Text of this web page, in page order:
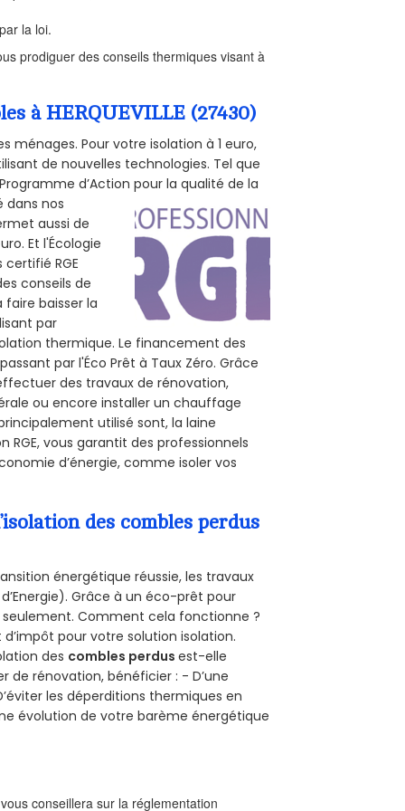
la loi.
prodiguer des conseils thermiques visant à
à HERQUEVILLE (27430)
ménages. Pour votre isolation à 1 euro,
de nouvelles technologies. Tel que
d’Action pour la qualité de la
dans nos
aussi de
Et l'Écologie
RGE
conseils de
faire baisser la
par
thermique. Le financement des
par l'Éco Prêt à Taux Zéro. Grâce
des travaux de rénovation,
ou encore installer un chauffage
utilisé sont, la laine
vous garantit des professionnels
d’énergie, comme isoler vos
des combles perdus
énergétique réussie, les travaux
Grâce à un éco-prêt pour
seulement. Comment cela fonctionne ?
pour votre solution isolation.
des combles perdusest-elle
de rénovation, bénéficier : - D’une
les déperditions thermiques en
évolution de votre barème énergétique
conseillera sur la réglementation